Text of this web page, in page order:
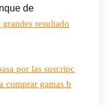
de
resultado
por las suscripc
comprar gamas b